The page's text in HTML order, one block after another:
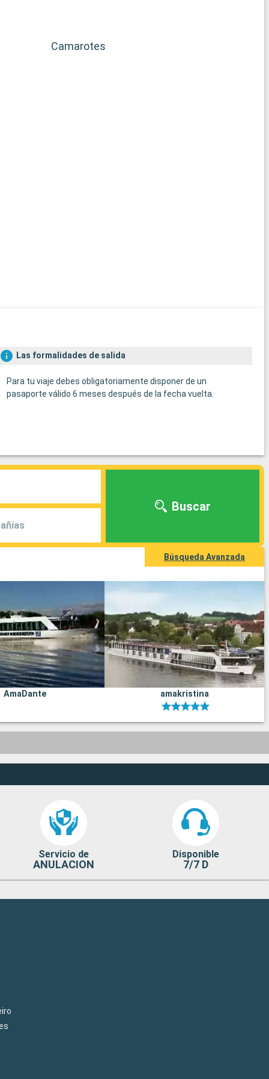
Camarotes
Las formalidades de salida
Para tu viaje debes obligatoriamente disponer de un
pasaporte válido 6 meses después de la fecha vuelta.
Buscar
Búsqueda Avanzada
AmaDante amakristina
Servicio de
ANULACION
Disponible
7/7 D